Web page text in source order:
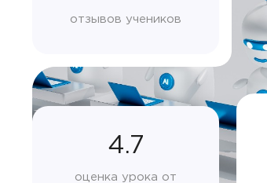
отзывов учеников
4.7
оценка урока от